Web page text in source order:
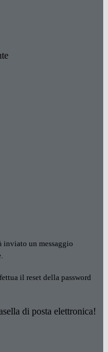
inviato un messaggio
il reset della password
di posta elettronica!